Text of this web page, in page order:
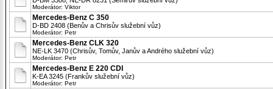
Moderátor: Viktor
Mercedes-Benz C 350
D-BD 2408 (Benův a Chrisův služební vůz)
Moderátor: Petr
Mercedes-Benz CLK 320
NE-LK 3470 (Chrisův, Tomův, Janův a Andrého služební vůz)
Moderátor: Petr
Mercedes-Benz E 220 CDI
K-EA 3245 (Frankův služební vůz)
Moderátor: Petr